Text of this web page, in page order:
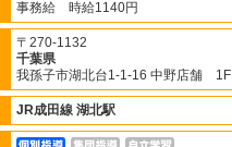
事務給 時給1140円
〒270-1132
千葉県
我孫子市湖北台1-1-16 中野店舗 1F
JR成田線 湖北駅